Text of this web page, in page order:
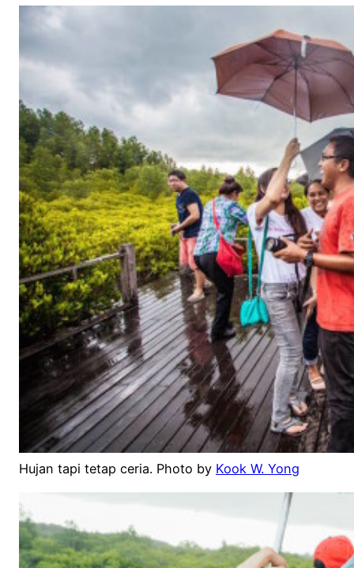
Hujan tapi tetap ceria. Photo by Kook W. Yong